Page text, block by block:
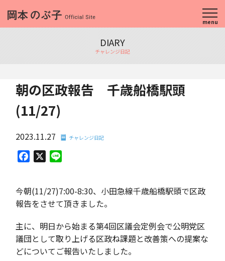
menu
DIARY
チャレンジ日記
朝の区政報告 千歳船橋駅頭
(11/27)
2023.11.27 チャレンジ日記
Facebook
今朝(11/27)7:00-8:30、小田急線千歳船橋駅頭で区政
報告をさせて頂きました。
主に、明日から始まる第4回区議会定例会で公明党区
議団として取り上げる区政ね課題と改善策への提案な
どについてご報告いたしました。